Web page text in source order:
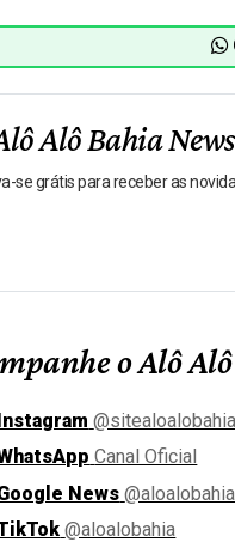
Alô Bahia
se grátis para receber as
o Alô
@sitealoalobahia
Canal Oficial
News @aloalobahia
@aloalobahia